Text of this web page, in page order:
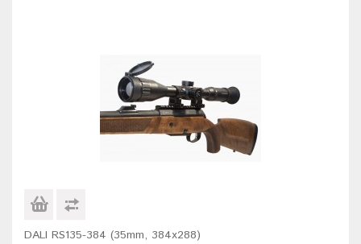
DALI RS135-384 (35mm, 384x288)